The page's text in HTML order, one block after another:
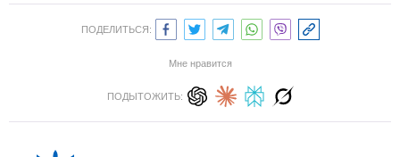
ПОДЕЛИТЬСЯ:
Мне нравится
ПОДЫТОЖИТЬ: